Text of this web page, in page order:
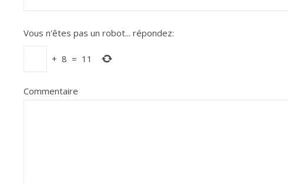
Vous n'êtes pas un robot... répondez:
+ 8 = 11
Commentaire